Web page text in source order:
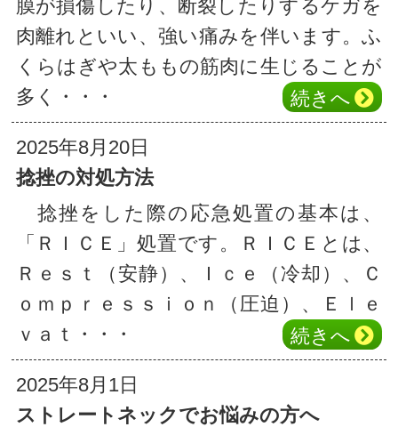
膜が損傷したり、断裂したりするケガを
肉離れといい、強い痛みを伴います。ふ
くらはぎや太ももの筋肉に生じることが
多く・・・
続き へ
2025年8月20日
捻挫の対処方法
捻挫をした際の応急処置の基本は、
「ＲＩＣＥ」処置です。ＲＩＣＥとは、
Ｒｅｓｔ（安静）、Ｉｃｅ（冷却）、Ｃ
ｏｍｐｒｅｓｓｉｏｎ（圧迫）、Ｅｌｅ
ｖａｔ・・・
続き へ
2025年8月1日
ストレートネックでお悩みの方へ